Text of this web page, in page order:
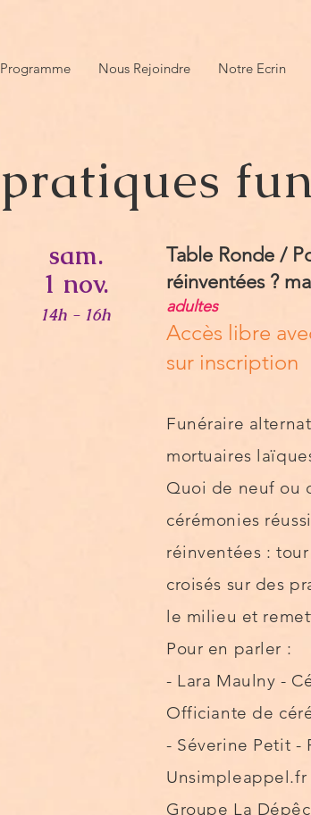
Programme Nous Rejoindre Notre Ecrin
sam.
1 nov.
14h - 16h
Table Ronde /
réinventées ?
adultes
Accès libre
sur inscription
Funéraire
mortuaires
Quoi de neuf ou
cérémonies
réinventées :
croisés sur des
le milieu et
Pour en parler :
- Lara Maulny -
Officiante de
- Séverine Petit -
Groupe La